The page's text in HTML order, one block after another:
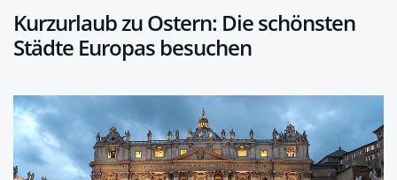
Kurzurlaub zu Ostern: Die schönsten
Städte Europas besuchen